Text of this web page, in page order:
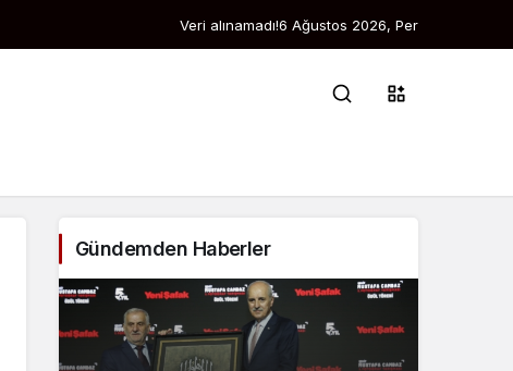
Veri alınamadı!6 Ağustos 2026, Per
Gündemden Haberler